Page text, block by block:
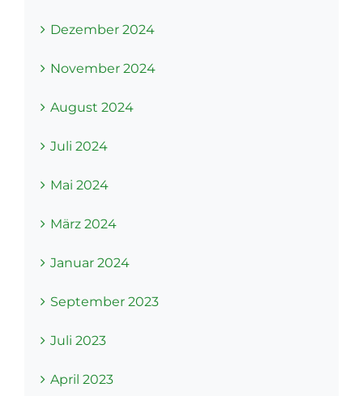
Dezember 2024
November 2024
August 2024
Juli 2024
Mai 2024
März 2024
Januar 2024
September 2023
Juli 2023
April 2023